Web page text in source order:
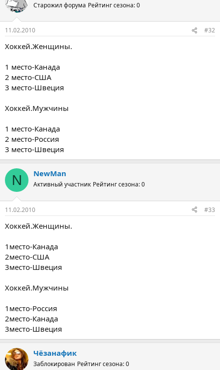
Старожил форума Рейтинг сезона: 0
11.02.2010 #32
Хоккей.Женщины.
1 место-Канада
2 место-США
3 место-Швеция
Хоккей.Мужчины
1 место-Канада
2 место-Россия
3 место-Швеция
N NewMan
Активный участник Рейтинг сезона: 0
11.02.2010 #33
Хоккей.Женщины.
1место-Канада
2место-США
3место-Швеция
Хоккей.Мужчины
1место-Россия
2место-Канада
3место-Швеция
Чёзанафик
Заблокирован Рейтинг сезона: 0